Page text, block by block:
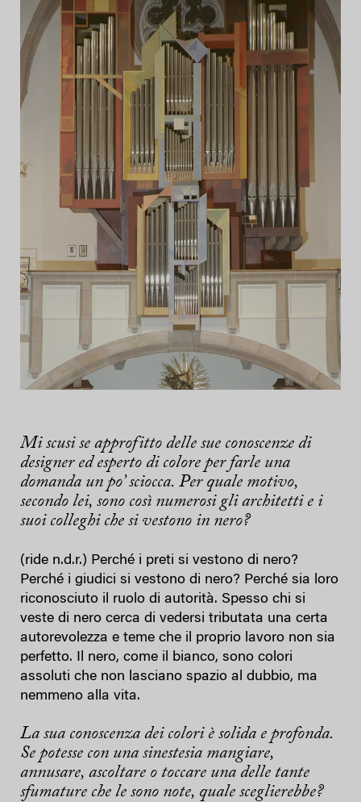
Mi scusi se approfitto delle sue conoscenze di
designer ed esperto di colore per farle una
domanda un po’ sciocca. Per quale motivo,
secondo lei, sono così numerosi gli architetti e i
suoi colleghi che si vestono in nero?
(ride n.d.r.) Perché i preti si vestono di nero?
Perché i giudici si vestono di nero? Perché sia loro
riconosciuto il ruolo di autorità. Spesso chi si
veste di nero cerca di vedersi tributata una certa
autorevolezza e teme che il proprio lavoro non sia
perfetto. Il nero, come il bianco, sono colori
assoluti che non lasciano spazio al dubbio, ma
nemmeno alla vita.
La sua conoscenza dei colori è solida e profonda.
Se potesse con una sinestesia mangiare,
annusare, ascoltare o toccare una delle tante
sfumature che le sono note, quale sceglierebbe?